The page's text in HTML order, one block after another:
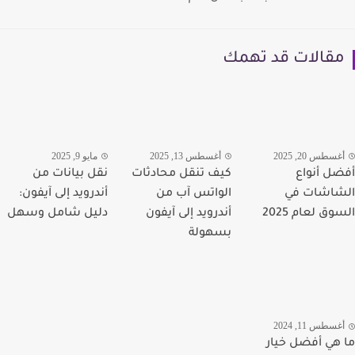
قد تهمك
20, 2025
أنواع
في
لعام 2025
أغسطس 13, 2025
كيف تنقل محادثات
الواتس آب من
أندرويد إلى آيفون
بسهولة
مايو 9, 2025
نقل بيانات من
أندرويد إلى آيفون:
دليل شامل وسهل
11, 2024
هي أفضل خيار